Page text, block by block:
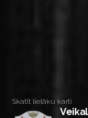
Skatīt lielāku karti